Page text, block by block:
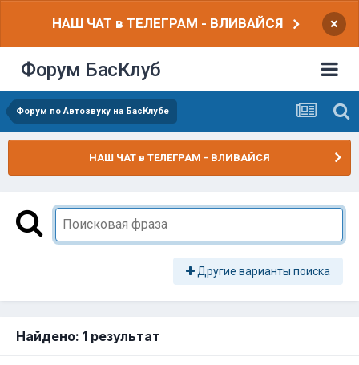
НАШ ЧАТ в ТЕЛЕГРАМ - ВЛИВАЙСЯ ×
Форум БасКлуб
Форум по Автозвуку на БасКлубе
НАШ ЧАТ в ТЕЛЕГРАМ - ВЛИВАЙСЯ
Другие варианты поиска
Найдено: 1 результат